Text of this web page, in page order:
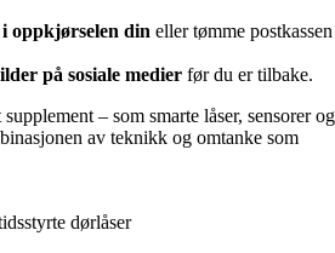
oppkjørselen din eller tømme postkassen
på sosiale medier før du er tilbake.
– som smarte låser, sensorer og
av teknikk og omtanke som
dørlåser